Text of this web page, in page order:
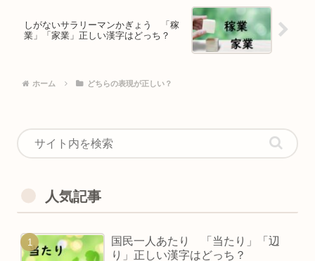
しがないサラリーマンかぎょう 「稼
業」「家業」正しい漢字はどっち？
ホーム どちらの表現が正しい？
人気記事
国民一人あたり 「当たり」「辺
り」正しい漢字はどっち？